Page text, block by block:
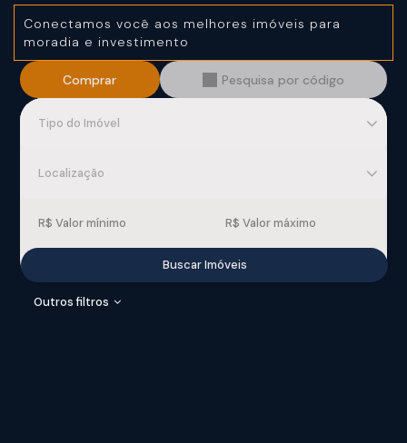
Conectamos você aos melhores imóveis para
moradia e investimento
Comprar Pesquisa por código
Tipo do Imóvel
Localização